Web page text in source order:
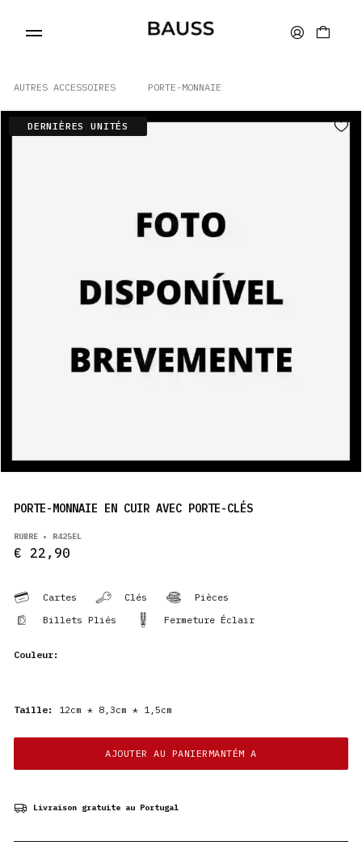
AUTRES ACCESSOIRES PORTE-MONNAIE
DERNIÈRES UNITÉS
PORTE-MONNAIE EN CUIR AVEC PORTE-CLÉS
RUBRE • R425EL
€ 22,90
Cartes Clés
Pièces
Billets Pliés
Fermeture Éclair
Couleur:
Taille: 12cm * 8,3cm * 1,5cm
AJOUTER AU PANIERMANTÉM A
Livraison gratuite au Portugal